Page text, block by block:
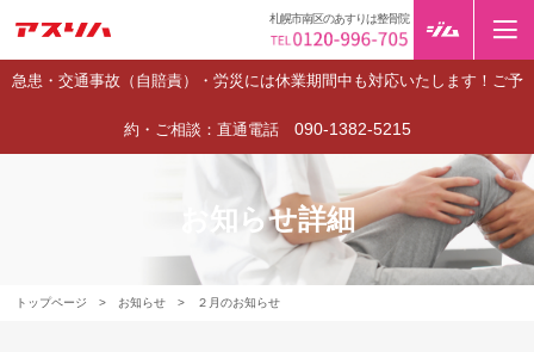
急患・交通事故（自賠責）・労災には休業期間中も対応いたします！ご予
約・ご相談：直通電話 090-1382-5215
札幌市南区のあすりは整骨院
トップページ > お知らせ > ２月のお知らせ
お知らせ詳細